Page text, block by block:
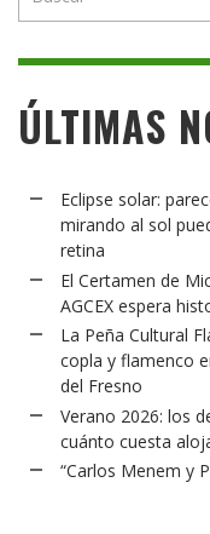
ÚLTIMAS
Eclipse solar:
mirando al sol
retina
El Certamen de
AGCEX espera
La Peña Cultural
copla y flamenco
del Fresno
Verano 2026: los
cuánto cuesta
“Carlos Menem y